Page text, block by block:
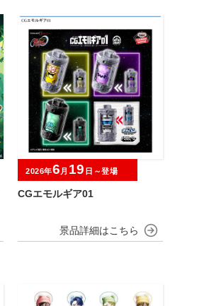
CGエモルギア01
2026年6 月 19 日～登場